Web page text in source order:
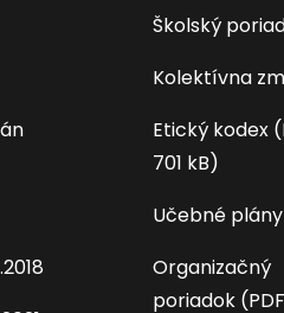
Školský
Kolektívna
Etický kodex
701 kB)
Učebné plány
Organizačný
poriadok